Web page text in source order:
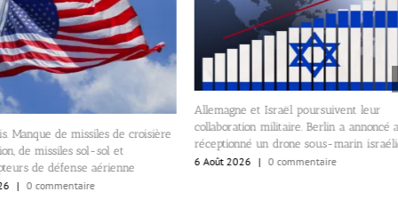
Manque de missiles de croisière
de missiles sol-sol et
de défense aérienne
| 0 commentaire
Allemagne et Israël poursuivent leur
collaboration militaire. Berlin a annoncé
réceptionné un drone sous-marin
6 Août 2026 | 0 commentaire